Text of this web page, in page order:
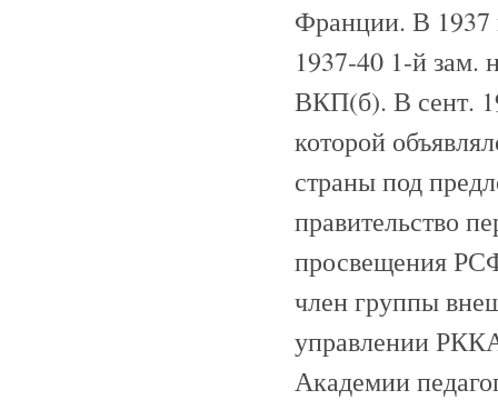
Франции. В 1937
1937-40 1-й
ВКП(б). В сент.
которой
страны под
правительство
просвещения
член группы
управлении
Академии